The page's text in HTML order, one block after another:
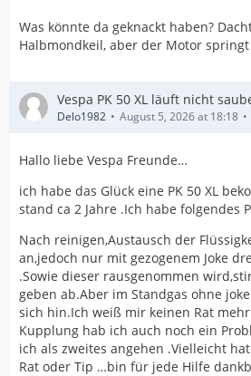
Was könnte da geknackt haben?
Halbmondkeil, aber der Motor
Vespa PK 50 XL läuft nicht
Delo1982 August 5, 2026 at 18:18
Hallo liebe Vespa Freunde…
ich habe das Glück eine PK 50 XL
stand ca 2 Jahre .Ich habe folgendes
Nach reinigen,Austausch der
an,jedoch nur mit gezogenem Joke
.Sowie dieser rausgenommen
geben ab.Aber im Standgas ohne
sich hin.Ich weiß mir keinen Rat
Kupplung hab ich auch noch ein
ich als zweites angehen .Vielleicht
Rat oder Tip …bin für jede Hilfe